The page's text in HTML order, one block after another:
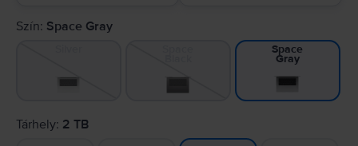
Szín: Space Gray
Space
Gray
Tárhely: 2 TB